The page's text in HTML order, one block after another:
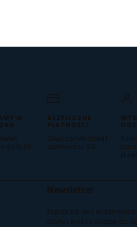
W
do 16:00
BEZPIECZNE
PŁATNOŚCI
Dzięki certyfikatowi i
szyfrowaniu SSL
Newsletter
Zapisz się, aby
oferty i zyskać dostęp do